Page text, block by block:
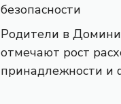
безопасности
Родители в
отмечают рост
принадлежности и